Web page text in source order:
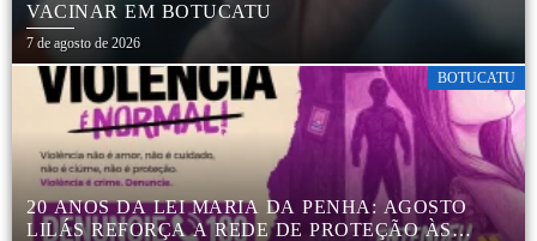
VACINAR EM BOTUCATU
7 de agosto de 2026
BOTUCATU
20 ANOS DA LEI MARIA DA PENHA: AGOSTO
LILÁS REFORÇA A REDE DE PROTEÇÃO ÀS